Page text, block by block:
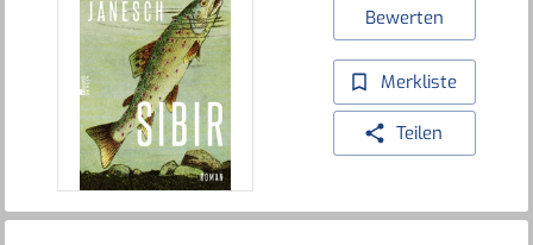
Bewerten
Merkliste
Teilen